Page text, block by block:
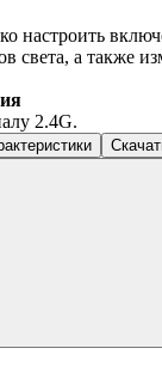
настроить
света, а также
2.4G.